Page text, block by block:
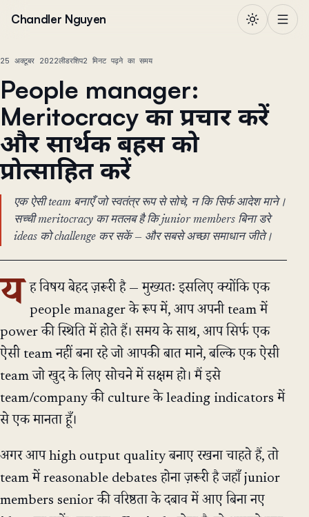
Chandler Nguyen
25 अक्टूबर 2022लीडरशिप2 मिनट पढ़ने का समय
People manager:
Meritocracy का प्रचार करें
और सार्थक बहस को
प्रोत्साहित करें
एक ऐसी team बनाएँ जो स्वतंत्र रूप से सोचे, न कि सिर्फ आदेश माने।
सच्ची meritocracy का मतलब है कि junior members बिना डरे
ideas को challenge कर सकें — और सबसे अच्छा समाधान जीते।
य ह विषय बेहद ज़रूरी है — मुख्यतः इसलिए क्योंकि एक
people manager के रूप में, आप अपनी team में
power की स्थिति में होते हैं। समय के साथ, आप सिर्फ एक
ऐसी team नहीं बना रहे जो आपकी बात माने, बल्कि एक ऐसी
team जो खुद के लिए सोचने में सक्षम हो। मैं इसे
team/company की culture के leading indicators में
से एक मानता हूँ।
अगर आप high output quality बनाए रखना चाहते हैं, तो
team में reasonable debates होना ज़रूरी है जहाँ junior
members senior की वरिष्ठता के दबाव में आए बिना नए